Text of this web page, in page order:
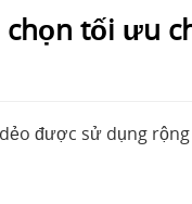
tối ưu
được sử dụng